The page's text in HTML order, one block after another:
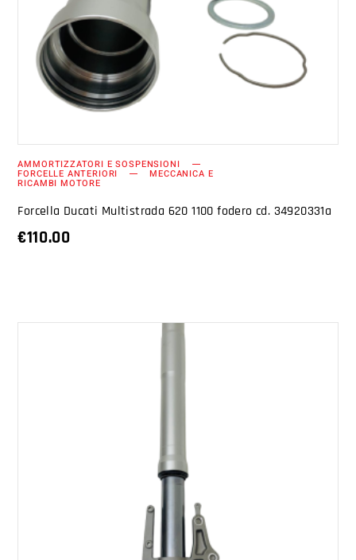
AGGIUNGI AL CARRELLO
AMMORTIZZATORI E SOSPENSIONI
FORCELLE ANTERIORI MECCANICA E
RICAMBI MOTORE
Forcella Ducati Multistrada 620 1100 fodero cd. 34920331a
€110.00